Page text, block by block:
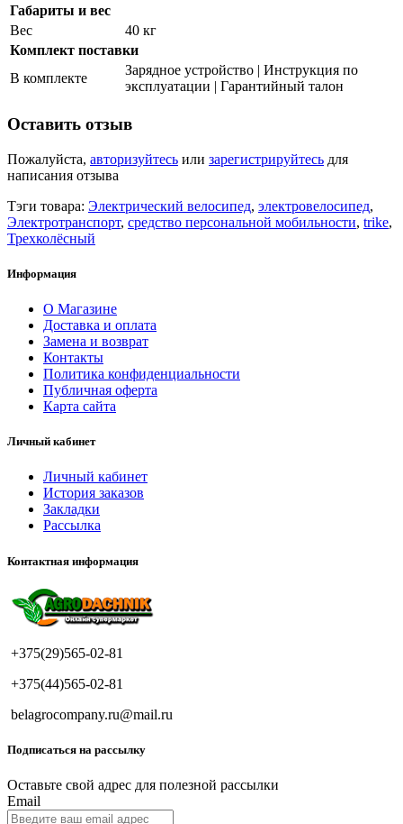
Габариты и вес
Вес
40 кг
Комплект поставки
В комплекте
Зарядное устройство | Инструкция по
эксплуатации | Гарантийный талон
Оставить отзыв
Пожалуйста, авторизуйтесь или зарегистрируйтесь для
написания отзыва
Тэги товара: Электрический велосипед, электровелосипед,
Электротранспорт, средство персональной мобильности, trike,
Трехколёсный
Информация
О Магазине
Доставка и оплата
Замена и возврат
Контакты
Политика конфиденциальности
Публичная оферта
Карта сайта
Личный кабинет
Личный кабинет
История заказов
Закладки
Рассылка
Контактная информация
+375(29)565-02-81
+375(44)565-02-81
belagrocompany.ru@mail.ru
Подписаться на рассылку
Оставьте свой адрес для полезной рассылки
Email